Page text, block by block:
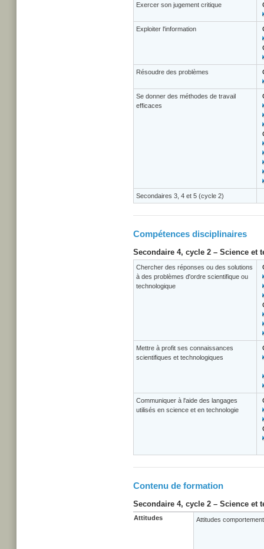
Exercer son jugement critique
Exploiter l'information
Résoudre des problèmes
Se donner des méthodes de travail
efficaces
Secondaires 3, 4 et 5 (cycle 2)
Compétences disciplinaires
Secondaire 4, cycle 2 – Science et
Chercher des réponses ou des solutions
à des problèmes d'ordre scientifique ou
technologique
Mettre à profit ses connaissances
scientifiques et technologiques
Communiquer à l'aide des langages
utilisés en science et en technologie
Contenu de formation
Secondaire 4, cycle 2 – Science et
Attitudes Attitudes